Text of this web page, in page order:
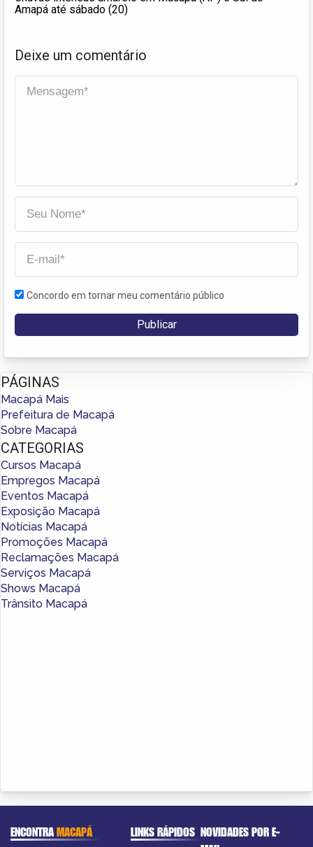
Amapá até sábado (20)
Deixe um comentário
Concordo em tornar meu comentário público
PÁGINAS
Macapá Mais
Prefeitura de Macapá
Sobre Macapá
CATEGORIAS
Cursos Macapá
Empregos Macapá
Eventos Macapá
Exposição Macapá
Notícias Macapá
Promoções Macapá
Reclamações Macapá
Serviços Macapá
Shows Macapá
Trânsito Macapá
ENCONTRAMACAPÁ LINKS RÁPIDOS NOVIDADES POR E-